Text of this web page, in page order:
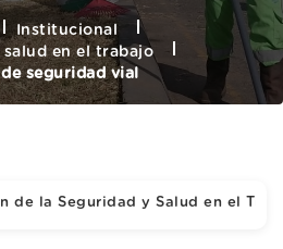
Institucional
salud en el trabajo
seguridad vial
de la Seguridad y Salud en el